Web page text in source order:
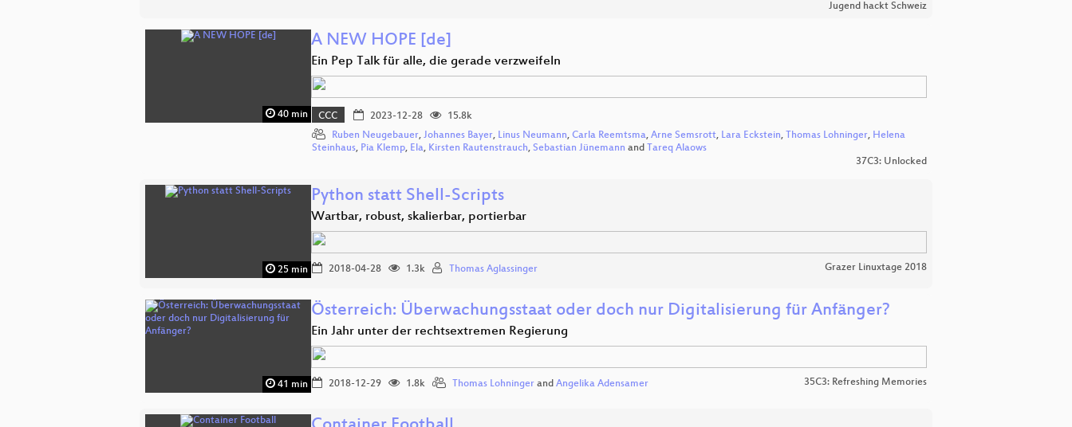
Jugend hackt Schweiz
40 min
A NEW HOPE [de]
Ein Pep Talk für alle, die gerade verzweifeln
CCC 2023-12-28
15.8k
Ruben Neugebauer, Johannes Bayer, Linus Neumann, Carla Reemtsma, Arne Semsrott, Lara Eckstein, Thomas Lohninger, Helena
Steinhaus, Pia Klemp, Ela, Kirsten Rautenstrauch, Sebastian Jünemann and Tareq Alaows
37C3: Unlocked
25 min
Python statt Shell-Scripts
Wartbar, robust, skalierbar, portierbar
2018-04-28 1.3k Thomas Aglassinger Grazer Linuxtage 2018
41 min
Österreich: Überwachungsstaat oder doch nur Digitalisierung für Anfänger?
Ein Jahr unter der rechtsextremen Regierung
2018-12-29 1.8k Thomas Lohninger and Angelika Adensamer 35C3: Refreshing Memories